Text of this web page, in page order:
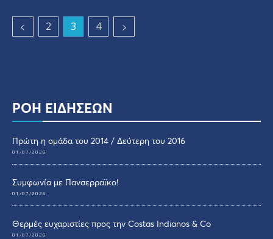
2 3 4
ΡΟΗ ΕΙΔΗΣΕΩΝ
Πρώτη η ομάδα του 2014 / Δεύτερη του 2016
01/07/2026
Συμφωνία με Πανσερραϊκο!
01/07/2026
Θερμές ευχαριστίες προς την Costas Indianos & Co
01/07/2026